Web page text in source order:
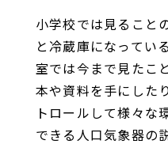
小学校では見ること
と冷蔵庫になってい
室では今まで見たこ
本や資料を手にした
トロールして様々な
できる人口気象器の